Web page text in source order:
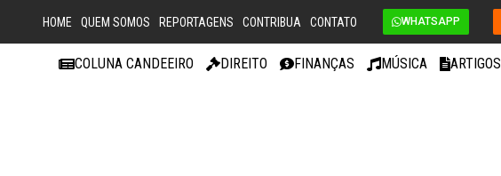
HOME QUEM SOMOS REPORTAGENS CONTRIBUA CONTATO WHATSAPP
COLUNA CANDEEIRO DIREITO FINANÇAS MÚSICA ARTIGOS